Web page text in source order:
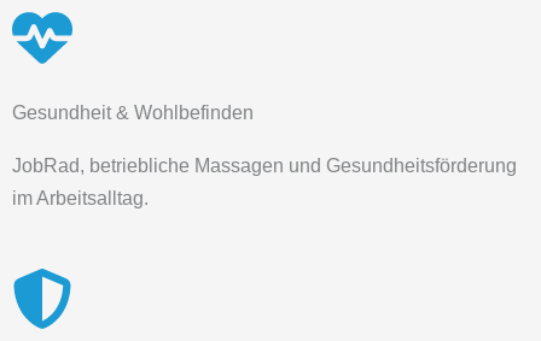
Gesundheit & Wohlbefinden
JobRad, betriebliche Massagen und Gesundheitsförderung
im Arbeitsalltag.